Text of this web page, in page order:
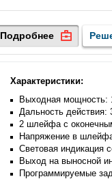
Подробнее
Характеристики:
Выходная мощность:
Дальность действия:
2 шлейфа с
Напряжение в
Световая индикация
Выход на выносной
Программируемые